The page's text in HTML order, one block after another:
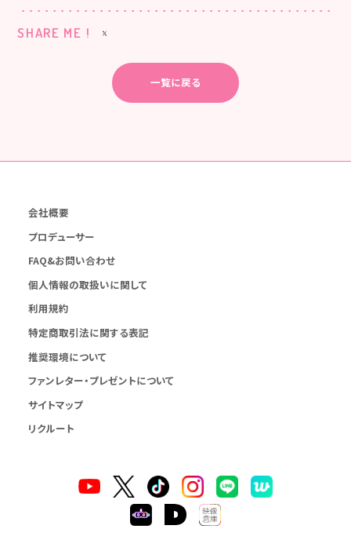
SHARE ME !
一覧に戻る
会社概要
プロデューサー
FAQ&お問い合わせ
個人情報の取扱いに関して
利用規約
特定商取引法に関する表記
推奨環境について
ファンレター・プレゼントについて
サイトマップ
リクルート